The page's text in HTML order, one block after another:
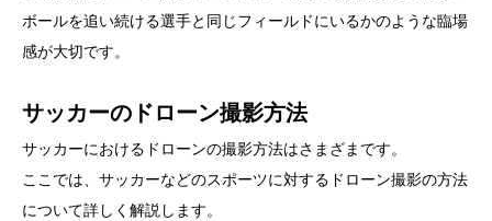
ボールを追い続ける選手と同じフィールドにいるかのような臨場
感が大切です。
サッカーのドローン撮影方法
サッカーにおけるドローンの撮影方法はさまざまです。
ここでは、サッカーなどのスポーツに対するドローン撮影の方法
について詳しく解説します。